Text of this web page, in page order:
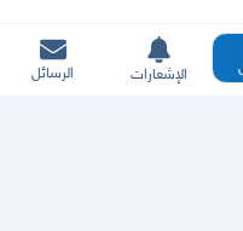
الإشعارات الرسائل